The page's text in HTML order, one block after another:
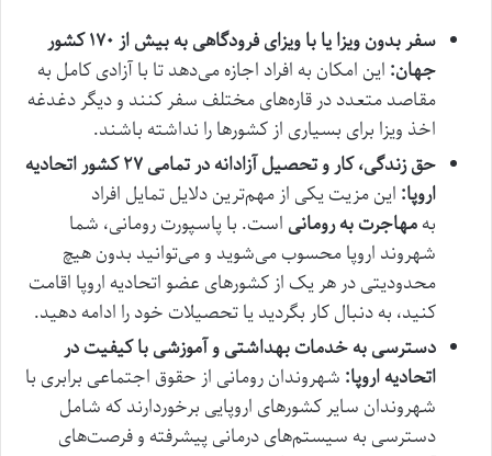
سفر بدون ویزا یا با ویزای فرودگاهی به بیش از ۱۷۰ کشور
جهان: این امکان به افراد اجازه می‌دهد تا با آزادی کامل به
مقاصد متعدد در قاره‌های مختلف سفر کنند و دیگر دغدغه
اخذ ویزا برای بسیاری از کشورها را نداشته باشند.
حق زندگی، کار و تحصیل آزادانه در تمامی ۲۷ کشور اتحادیه
اروپا: این مزیت یکی از مهم‌ترین دلایل تمایل افراد
بهمهاجرت به رومانی است. با پاسپورت رومانی، شما
شهروند اروپا محسوب می‌شوید و می‌توانید بدون هیچ
محدودیتی در هر یک از کشورهای عضو اتحادیه اروپا اقامت
کنید، به دنبال کار بگردید یا تحصیلات خود را ادامه دهید.
دسترسی به خدمات بهداشتی و آموزشی با کیفیت در
اتحادیه اروپا: شهروندان رومانی از حقوق اجتماعی برابری با
شهروندان سایر کشورهای اروپایی برخوردارند که شامل
دسترسی به سیستم‌های درمانی پیشرفته و فرصت‌های